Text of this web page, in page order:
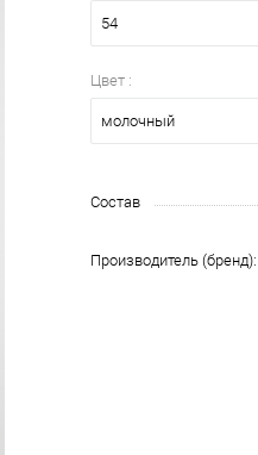
54
Цвет :
молочный
Состав
Производитель (бренд):